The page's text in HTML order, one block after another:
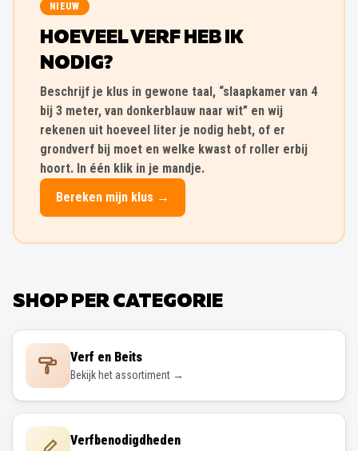
NIEUW
HOEVEEL VERF HEB IK
NODIG?
Beschrijf je klus in gewone taal, “slaapkamer van 4
bij 3 meter, van donkerblauw naar wit” en wij
rekenen uit hoeveel liter je nodig hebt, of er
grondverf bij moet en welke kwast of roller erbij
hoort. In één klik in je mandje.
Bereken mijn klus →
SHOP PER CATEGORIE
Verf en Beits
Bekijk het assortiment →
Verfbenodigdheden